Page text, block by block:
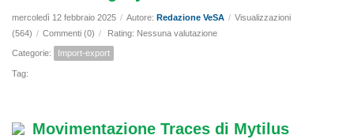
mercoledì 12 febbraio 2025 / Autore: Redazione VeSA / Visualizzazioni
(564) / Commenti (0) / Rating: Nessuna valutazione
Categorie: Import-export
Tag:
Movimentazione Traces di Mytilus